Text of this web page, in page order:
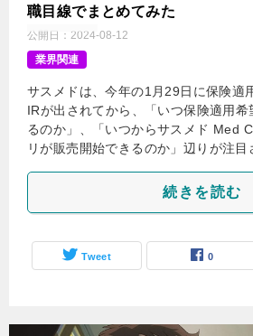
職目線でまとめてみた
公開日： 2024-08-12
業界関連
サスメドは、今年の1月29日に保険適
IRが出されてから、「いつ保険適用
るのか」、「いつからサスメド Med
リが販売開始できるのか」辺りが注
続きを読む
Tweet 0